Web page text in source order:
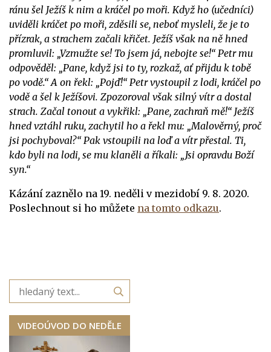
ránu šel Ježíš k nim a kráčel po moři. Když ho (učedníci)
uviděli kráčet po moři, zděsili se, neboť mysleli, že je to
přízrak, a strachem začali křičet. Ježíš však na ně hned
promluvil: „Vzmužte se! To jsem já, nebojte se!“ Petr mu
odpověděl: „Pane, když jsi to ty, rozkaž, ať přijdu k tobě
po vodě.“ A on řekl: „Pojď!“ Petr vystoupil z lodi, kráčel po
vodě a šel k Ježíšovi. Zpozoroval však silný vítr a dostal
strach. Začal tonout a vykřikl: „Pane, zachraň mě!“ Ježíš
hned vztáhl ruku, zachytil ho a řekl mu: „Malověrný, proč
jsi pochyboval?“ Pak vstoupili na loď a vítr přestal. Ti,
kdo byli na lodi, se mu klaněli a říkali: „Jsi opravdu Boží
syn.“
Kázání zaznělo na 19. neděli v mezidobí 9. 8. 2020.
Poslechnout si ho můžete na tomto odkazu.
VIDEOÚVOD DO NEDĚLE